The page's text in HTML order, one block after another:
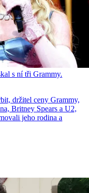
s ní tři Grammy.
držitel ceny Grammy,
Britney Spears a U2,
jeho rodina a